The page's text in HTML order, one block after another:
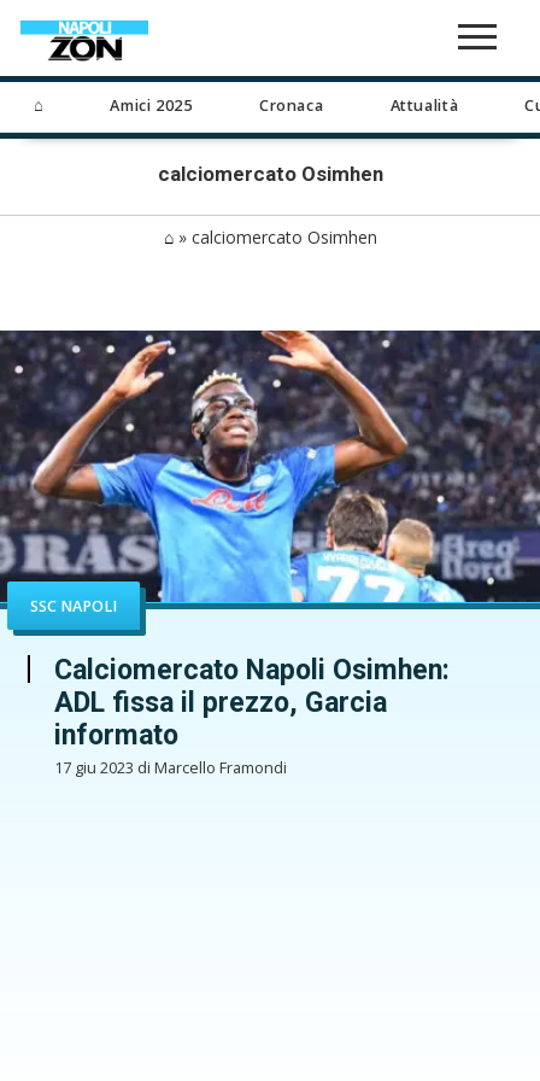
⌂ Amici 2025 Cronaca Attualità
calciomercato Osimhen
⌂» calciomercato Osimhen
SSC NAPOLI
Calciomercato Napoli Osimhen:
ADL fissa il prezzo, Garcia
informato
17 giu 2023 di Marcello Framondi